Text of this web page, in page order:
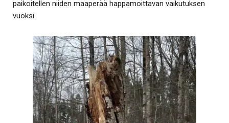
paikoitellen niiden maaperää happamoittavan vaikutuksen
vuoksi.